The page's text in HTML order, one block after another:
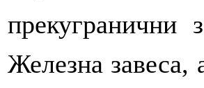
прекугранични
Железна завеса,